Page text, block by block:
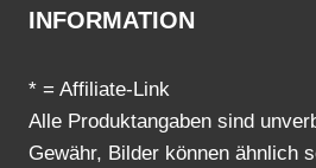
INFORMATION
* = Affiliate-Link
Alle Produktangaben sind
Gewähr, Bilder können ähnlich